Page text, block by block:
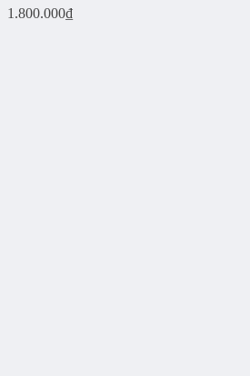
1.800.000₫